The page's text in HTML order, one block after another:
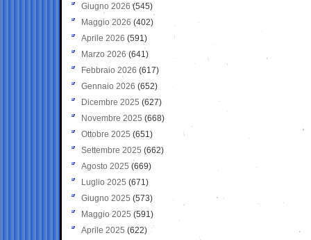
Giugno 2026 (545)
Maggio 2026 (402)
Aprile 2026 (591)
Marzo 2026 (641)
Febbraio 2026 (617)
Gennaio 2026 (652)
Dicembre 2025 (627)
Novembre 2025 (668)
Ottobre 2025 (651)
Settembre 2025 (662)
Agosto 2025 (669)
Luglio 2025 (671)
Giugno 2025 (573)
Maggio 2025 (591)
Aprile 2025 (622)